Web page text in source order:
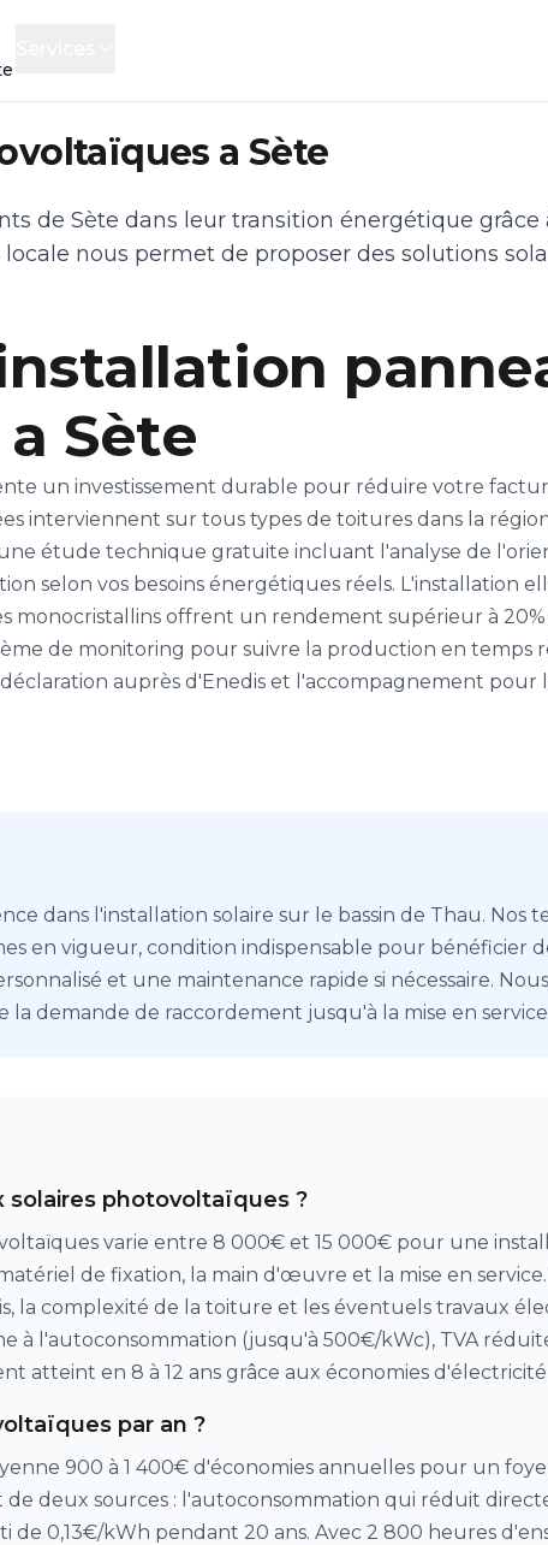
a Sète
de Sète dans leur transition énergétique
nous permet de proposer des solutions
Sète
un investissement durable pour réduire votre
interviennent sur tous types de toitures dans la
étude technique gratuite incluant l'analyse de
selon vos besoins énergétiques réels. L'installation
monocristallins offrent un rendement supérieur à
de monitoring pour suivre la production en temps
déclaration auprès d'Enedis et l'accompagnement
dans l'installation solaire sur le bassin de Thau. Nos
en vigueur, condition indispensable pour bénéficier
et une maintenance rapide si nécessaire.
la demande de raccordement jusqu'à la mise en
solaires photovoltaïques ?
varie entre 8 000€ et 15 000€ pour une
de fixation, la main d'œuvre et la mise en
la complexité de la toiture et les éventuels travaux
à l'autoconsommation (jusqu'à 500€/kWc), TVA
atteint en 8 à 12 ans grâce aux économies
par an ?
900 à 1 400€ d'économies annuelles pour un
deux sources : l'autoconsommation qui réduit
de 0,13€/kWh pendant 20 ans. Avec 2 800 heures